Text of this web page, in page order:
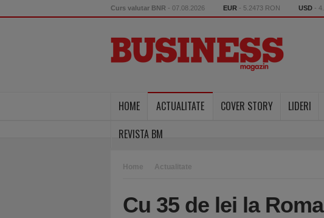
Curs valutar BNR - 07.08.2026 EUR - 5.2473 RON USD -
HOME ACTUALITATE COVER STORY LIDERI
REVISTA BM
Home Actualitate
Cu 35 de lei la